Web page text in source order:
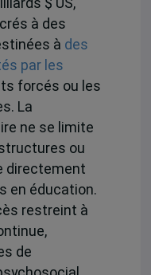
$ US,
à des
à des
par les
forcés ou les
La
ne se limite
ou
directement
en éducation.
restreint à
de